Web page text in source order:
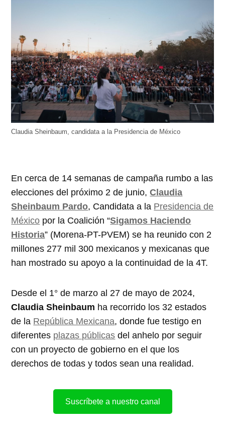
Claudia Sheinbaum, candidata a la Presidencia de México
En cerca de 14 semanas de campaña rumbo a las
elecciones del próximo 2 de junio,Claudia
Sheinbaum Pardo, Candidata a la Presidencia de
México por la Coalición “Sigamos Haciendo
Historia” (Morena-PT-PVEM) se ha reunido con 2
millones 277 mil 300 mexicanos y mexicanas que
han mostrado su apoyo a la continuidad de la 4T.
Desde el 1° de marzo al 27 de mayo de 2024,
Claudia Sheinbaum ha recorrido los 32 estados
de la República Mexicana, donde fue testigo en
diferentes plazas públicas del anhelo por seguir
con un proyecto de gobierno en el que los
derechos de todas y todos sean una realidad.
Suscríbete a nuestro canal